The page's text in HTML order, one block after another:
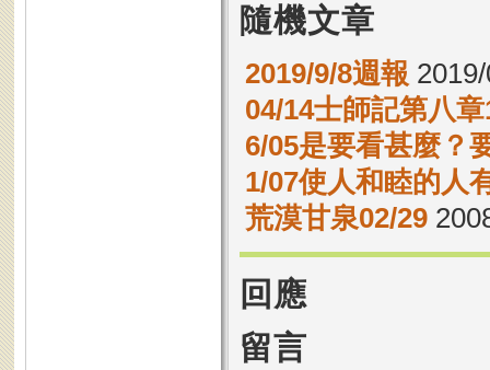
隨機文章
2019/9/8週報
04/14士師記第八
6/05是要看甚麼？
1/07使人和睦的人
荒漠甘泉02/29
回應
留言